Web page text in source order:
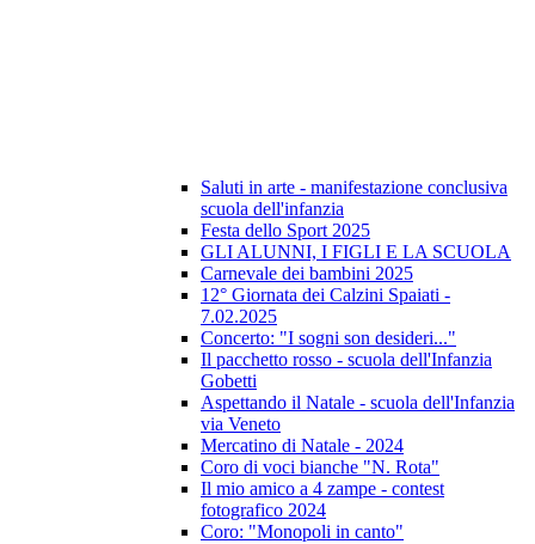
Saluti in arte - manifestazione conclusiva
scuola dell'infanzia
Festa dello Sport 2025
GLI ALUNNI, I FIGLI E LA SCUOLA
Carnevale dei bambini 2025
12° Giornata dei Calzini Spaiati -
7.02.2025
Concerto: "I sogni son desideri..."
Il pacchetto rosso - scuola dell'Infanzia
Gobetti
Aspettando il Natale - scuola dell'Infanzia
via Veneto
Mercatino di Natale - 2024
Coro di voci bianche "N. Rota"
Il mio amico a 4 zampe - contest
fotografico 2024
Coro: "Monopoli in canto"